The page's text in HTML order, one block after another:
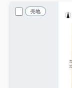
売地